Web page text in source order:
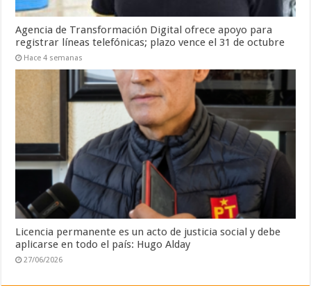
Agencia de Transformación Digital ofrece apoyo para
registrar líneas telefónicas; plazo vence el 31 de octubre
Hace 4 semanas
Licencia permanente es un acto de justicia social y debe
aplicarse en todo el país: Hugo Alday
27/06/2026